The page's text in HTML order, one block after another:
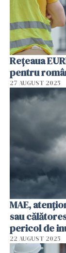
Rețeaua
pentru
27 AUGUST 2025
MAE,
sau
pericol de
22 AUGUST 2025